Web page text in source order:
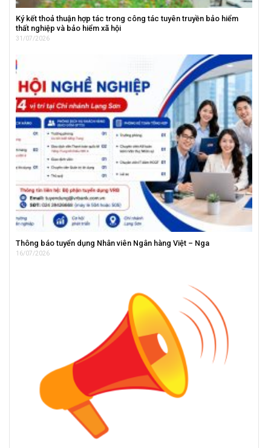
Ký kết thoả thuận hợp tác trong công tác tuyên truyền bảo hiểm
thất nghiệp và bảo hiểm xã hội
31/07/2026
Thông báo tuyển dụng Nhân viên Ngân hàng Việt – Nga
16/07/2026